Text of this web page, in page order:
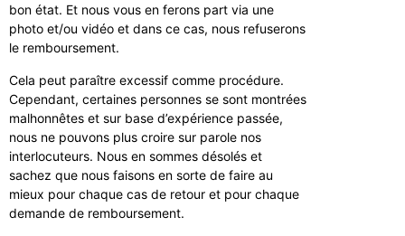
bon état. Et nous vous en ferons part via une
photo et/ou vidéo et dans ce cas, nous refuserons
le remboursement.
Cela peut paraître excessif comme procédure.
Cependant, certaines personnes se sont montrées
malhonnêtes et sur base d’expérience passée,
nous ne pouvons plus croire sur parole nos
interlocuteurs. Nous en sommes désolés et
sachez que nous faisons en sorte de faire au
mieux pour chaque cas de retour et pour chaque
demande de remboursement.